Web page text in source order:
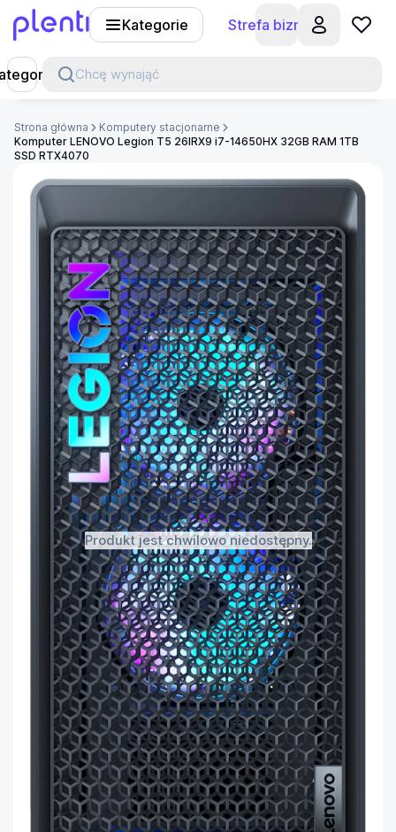
Kategorie Strefa biznesu
Chcę wynająć
Strona główna
Komputery stacjonarne
Komputer LENOVO Legion T5 26IRX9 i7-14650HX 32GB RAM 1TB
SSD RTX4070
Produkt jest chwilowo niedostępny.